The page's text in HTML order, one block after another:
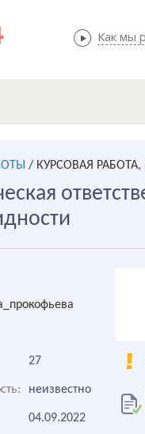
Как мы
/ КУРСОВАЯ
27
неизвестно
04.09.2022